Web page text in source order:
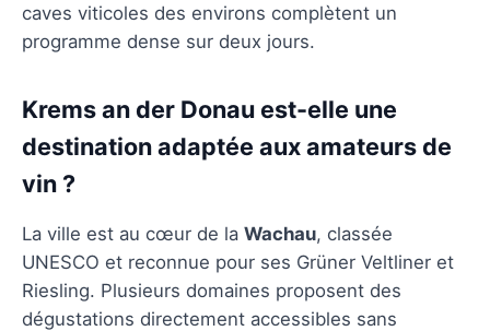
caves viticoles des environs complètent un
programme dense sur deux jours.
Krems an der Donau est-elle une
destination adaptée aux amateurs de
vin ?
La ville est au cœur de la Wachau, classée
UNESCO et reconnue pour ses Grüner Veltliner et
Riesling. Plusieurs domaines proposent des
dégustations directement accessibles sans